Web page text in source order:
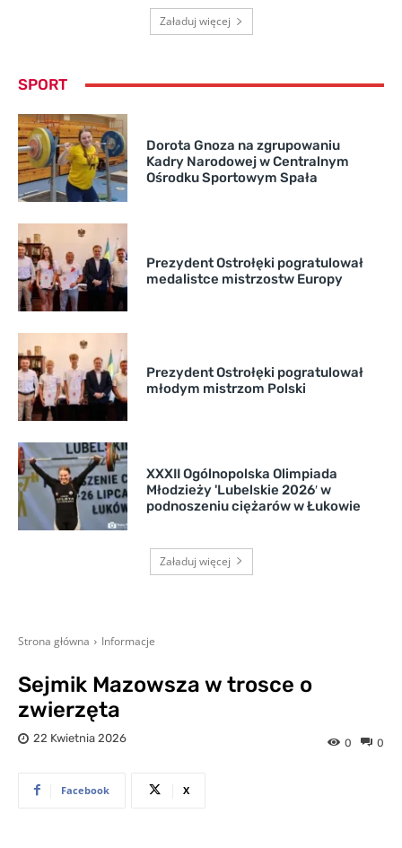
Załaduj więcej
SPORT
Dorota Gnoza na zgrupowaniu
Kadry Narodowej w Centralnym
Ośrodku Sportowym Spała
Prezydent Ostrołęki pogratulował
medalistce mistrzostw Europy
Prezydent Ostrołęki pogratulował
młodym mistrzom Polski
XXXII Ogólnopolska Olimpiada
Młodzieży 'Lubelskie 2026′ w
podnoszeniu ciężarów w Łukowie
Załaduj więcej